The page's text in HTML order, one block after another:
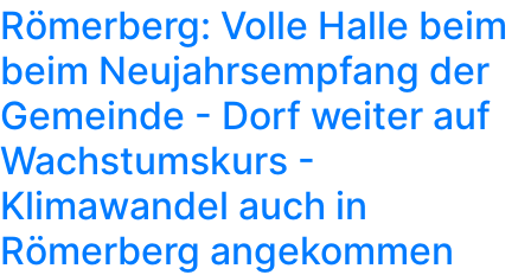
Römerberg: Volle Halle beim
beim Neujahrsempfang der
Gemeinde - Dorf weiter auf
Wachstumskurs -
Klimawandel auch in
Römerberg angekommen